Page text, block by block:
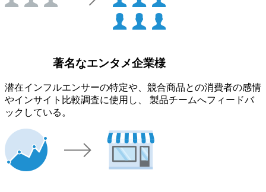
著名なエンタメ企業様
潜在インフルエンサーの特定や、競合商品との消費者の感情
やインサイト比較調査に使用し、 製品チームへフィードバ
ックしている。